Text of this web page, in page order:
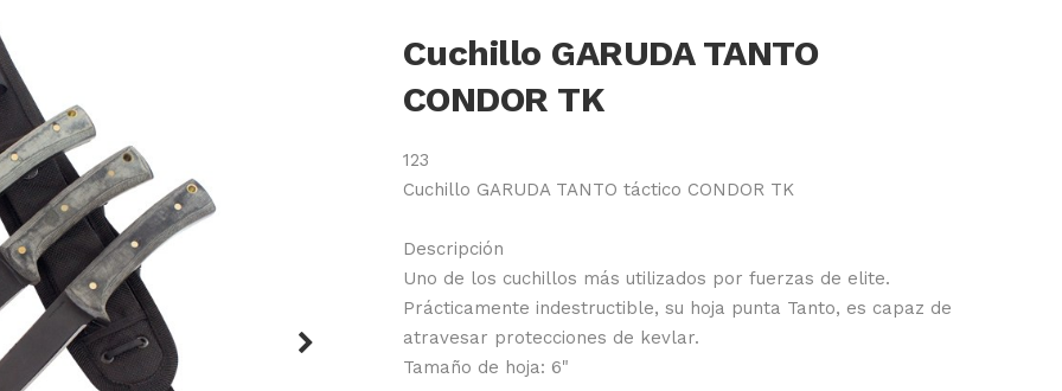
Next
Cuchillo GARUDA TANTO
CONDOR TK
123
Cuchillo GARUDA TANTO táctico CONDOR TK
Descripción
Uno de los cuchillos más utilizados por fuerzas de elite.
Prácticamente indestructible, su hoja punta Tanto, es capaz de
atravesar protecciones de kevlar.
Tamaño de hoja: 6"